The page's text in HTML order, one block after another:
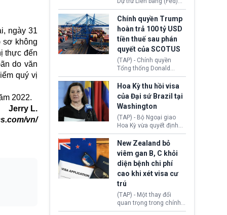
ngày 31
không
thực đến
do văn
quý vị
2022.
Jerry L.
vn/
phạm quy định về an
toàn y tế.
Lisa Cook nói sẽ ủng hộ
tăng lãi suất nếu lạm
phát ở Hoa Kỳ không tiếp
tục giảm trong thời gian
tới.
Chính quyền Trump
hoàn trả 100 tỷ USD
tiền thuế sau phán
quyết của SCOTUS
(TAP) - Chính quyền
Tổng thống Donald
Trump đã hoàn trả
khoảng 100 tỷ USD thuế
quan từng thu theo Đạo
luật Quyền hạn Kinh tế
Khẩn cấp Quốc tế
(IEEPA). Động thái này
diễn ra sau phán quyết
hồi tháng 2 bởi Tòa án
Tối cao Hoa Kỳ
(SCOTUS) khi tuyên bố,
việc áp thuế diện rộng là
hoàn toàn bất hợp pháp.
Hoa Kỳ thu hồi visa
của Đại sứ Brazil tại
Washington
(TAP) - Bộ Ngoại giao
Hoa Kỳ vừa quyết định
thu hồi thị thực (visa)
của bà Maria Luiza
Ribeiro Viotti - Đại sứ
Brazil tại Washington.
Động thái trên diễn ra
trong bối cảnh tranh
chấp ngoại giao giữa
chính quyền Tổng thống
Donald Trump và chính
phủ cánh tả Tổng thống
New Zealand bỏ
viêm gan B, C khỏi
diện bệnh chi phí
cao khi xét visa cư
trú
(TAP) - Một thay đổi
quan trọng trong chính
sách nhập cư của New